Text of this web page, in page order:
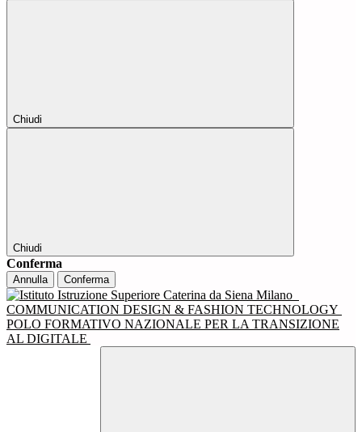
Chiudi
Chiudi
Conferma
Annulla Conferma
COMMUNICATION DESIGN & FASHION TECHNOLOGY
POLO FORMATIVO NAZIONALE PER LA TRANSIZIONE
AL DIGITALE